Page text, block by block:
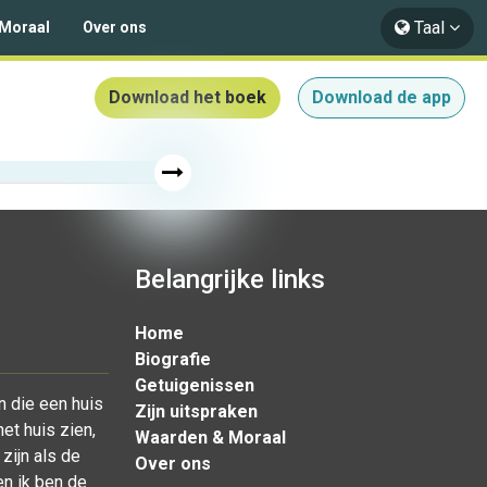
Over ons Taal
Download het boek Download de app
die een huis
huis zien,
als de
ik ben de
Belangrijke links
Home
Biografie
Getuigenissen
Zijn uitspraken
Waarden & Moraal
Over ons